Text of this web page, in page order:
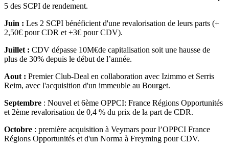
5 des SCPI de rendement.
Juin : Les 2 SCPI bénéficient d'une revalorisation de leurs parts (+
2,50€ pour CDR et +3€ pour CDV).
Juillet : CDV dépasse 10M€de capitalisation soit une hausse de
plus de 30% depuis le début de l’année.
Aout : Premier Club-Deal en collaboration avec Izimmo et Serris
Reim, avec l'acquisition d'un immeuble au Bourget.
Septembre : Nouvel et 6ème OPPCI: France Régions Opportunités
et 2ème revalorisation de 0,4 % du prix de la part de CDR.
Octobre : première acquisition à Veymars pour l’OPPCI France
Régions Opportunités et d'un Norma à Freyming pour CDV.